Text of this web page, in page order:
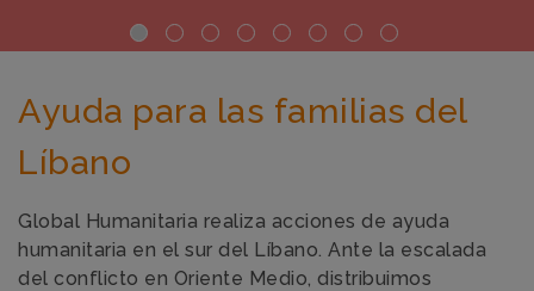
Ayuda para las familias del
Líbano
Global Humanitaria realiza acciones de ayuda
humanitaria en el sur del Líbano. Ante la escalada
del conflicto en Oriente Medio, distribuimos